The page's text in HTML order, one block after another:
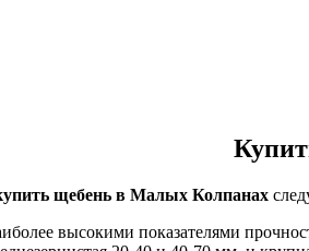
щебень в Малых Колпанах
высокими показателями